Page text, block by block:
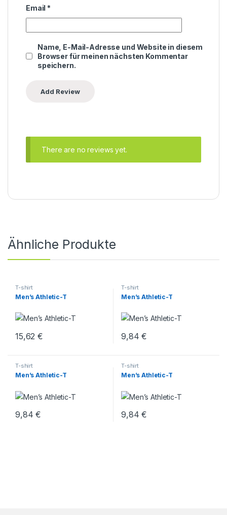
Email *
Name, E-Mail-Adresse und Website in diesem
Browser für meinen nächsten Kommentar
speichern.
There are no reviews yet.
Ähnliche Produkte
T-shirt
Men’s Athletic-T
15,62€
T-shirt
Men’s Athletic-T
9,84€
T-shirt
Men’s Athletic-T
9,84€
T-shirt
Men’s Athletic-T
9,84€